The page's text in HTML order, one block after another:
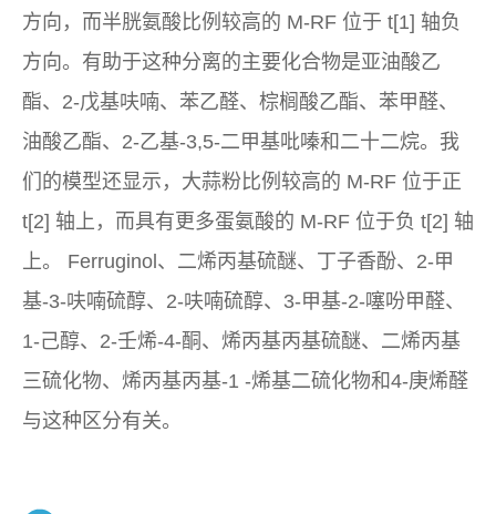
方向，而半胱氨酸比例较高的 M-RF 位于 t[1] 轴负
方向。有助于这种分离的主要化合物是亚油酸乙
酯、2-戊基呋喃、苯乙醛、棕榈酸乙酯、苯甲醛、
油酸乙酯、2-乙基-3,5-二甲基吡嗪和二十二烷。我
们的模型还显示，大蒜粉比例较高的 M-RF 位于正
t[2] 轴上，而具有更多蛋氨酸的 M-RF 位于负 t[2] 轴
上。 Ferruginol、二烯丙基硫醚、丁子香酚、2-甲
基-3-呋喃硫醇、2-呋喃硫醇、3-甲基-2-噻吩甲醛、
1-己醇、2-壬烯-4-酮、烯丙基丙基硫醚、二烯丙基
三硫化物、烯丙基丙基-1 -烯基二硫化物和4-庚烯醛
与这种区分有关。